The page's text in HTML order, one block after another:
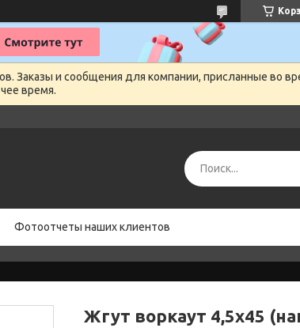
Заказы и сообщения для компании, присланные во
время.
Фотоотчеты наших клиентов
Жгут воркаут 4,5х45